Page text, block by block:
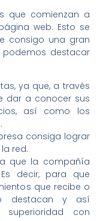
que comienzan a
web. Esto se
consigo una gran
podemos destacar
ya que, a través
dar a conocer sus
así como los
consiga lograr
red.
que la compañía
decir, para que
que recibe o
destacan y así
con